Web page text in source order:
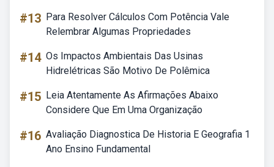
#13 Para Resolver Cálculos Com Potência Vale
Relembrar Algumas Propriedades
#14 Os Impactos Ambientais Das Usinas
Hidrelétricas São Motivo De Polêmica
#15 Leia Atentamente As Afirmações Abaixo
Considere Que Em Uma Organização
#16 Avaliação Diagnostica De Historia E Geografia 1
Ano Ensino Fundamental